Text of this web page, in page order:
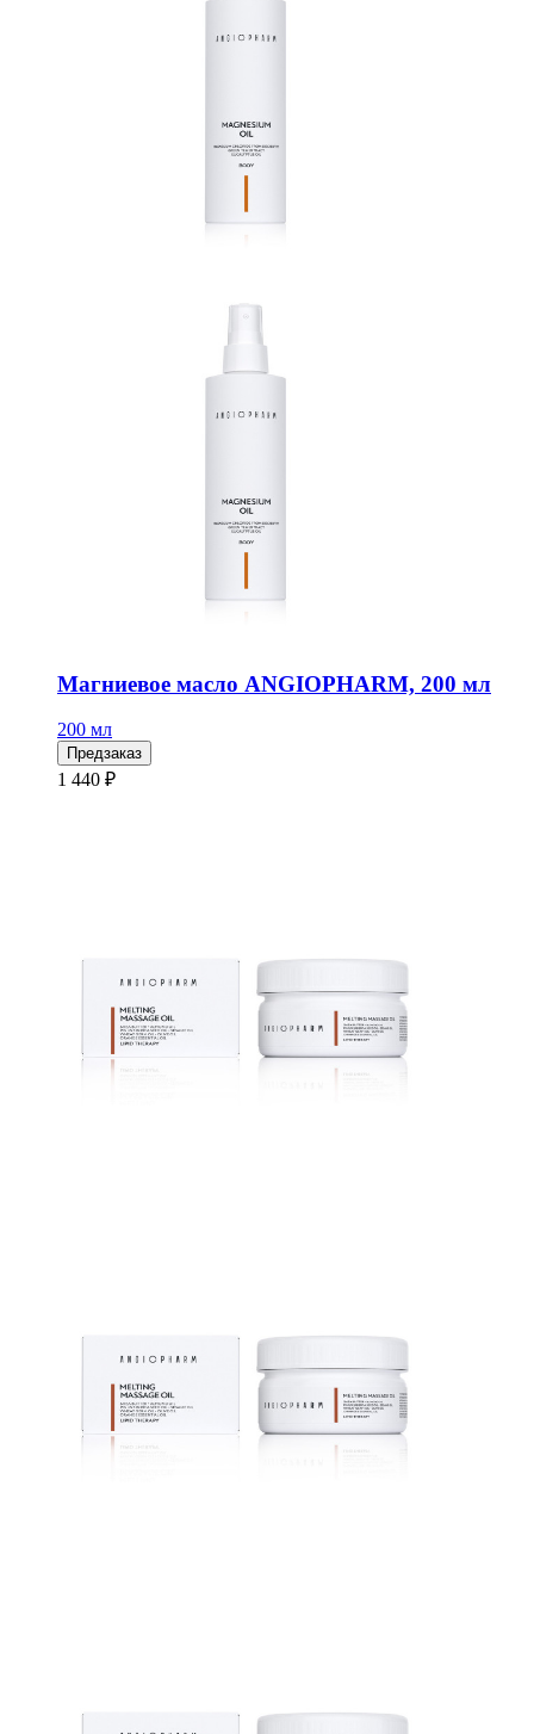
Магниевое масло ANGIOPHARM, 200 мл
200 мл
Предзаказ
1 440 ₽